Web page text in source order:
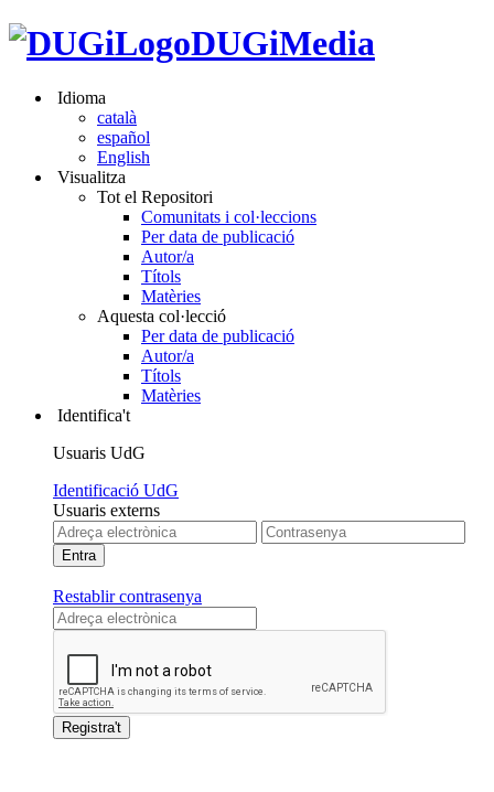
DUGiMedia
Idioma
català
español
English
Visualitza
Tot el Repositori
Comunitats i col·leccions
Per data de publicació
Autor/a
Títols
Matèries
Aquesta col·lecció
Per data de publicació
Autor/a
Títols
Matèries
Identifica't
Usuaris UdG
Identificació UdG
Usuaris externs
Restablir contrasenya